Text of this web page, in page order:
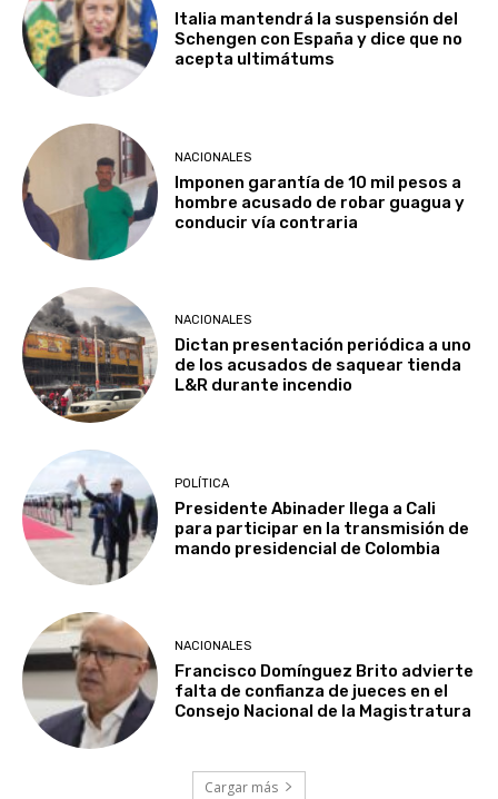
Italia mantendrá la suspensión del
Schengen con España y dice que no
acepta ultimátums
NACIONALES
Imponen garantía de 10 mil pesos a
hombre acusado de robar guagua y
conducir vía contraria
NACIONALES
Dictan presentación periódica a uno
de los acusados de saquear tienda
L&R durante incendio
POLÍTICA
Presidente Abinader llega a Cali
para participar en la transmisión de
mando presidencial de Colombia
NACIONALES
Francisco Domínguez Brito advierte
falta de confianza de jueces en el
Consejo Nacional de la Magistratura
Cargar más